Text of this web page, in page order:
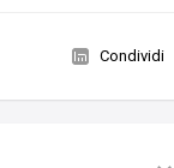
Condividi